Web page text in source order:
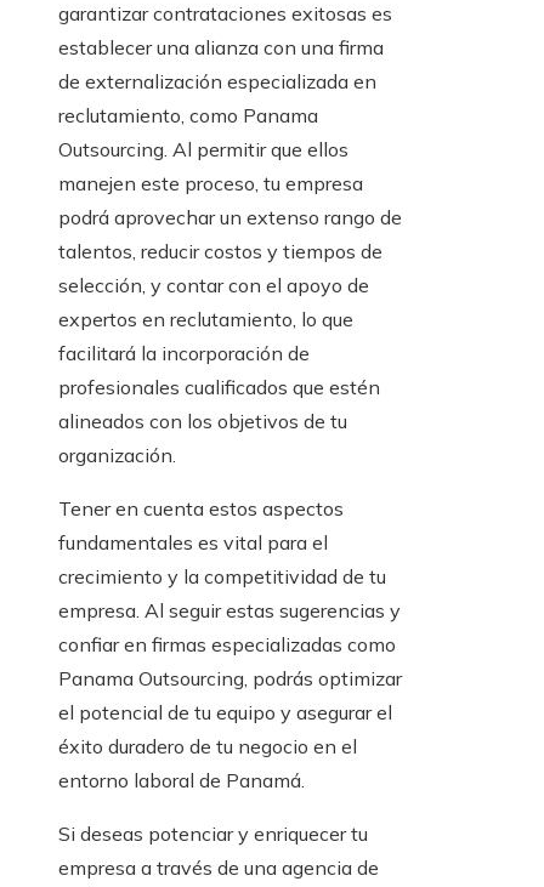
garantizar contrataciones exitosas es
establecer una alianza con una firma
de externalización especializada en
reclutamiento, como Panama
Outsourcing. Al permitir que ellos
manejen este proceso, tu empresa
podrá aprovechar un extenso rango de
talentos, reducir costos y tiempos de
selección, y contar con el apoyo de
expertos en reclutamiento, lo que
facilitará la incorporación de
profesionales cualificados que estén
alineados con los objetivos de tu
organización.
Tener en cuenta estos aspectos
fundamentales es vital para el
crecimiento y la competitividad de tu
empresa. Al seguir estas sugerencias y
confiar en firmas especializadas como
Panama Outsourcing, podrás optimizar
el potencial de tu equipo y asegurar el
éxito duradero de tu negocio en el
entorno laboral de Panamá.
Si deseas potenciar y enriquecer tu
empresa a través de una agencia de